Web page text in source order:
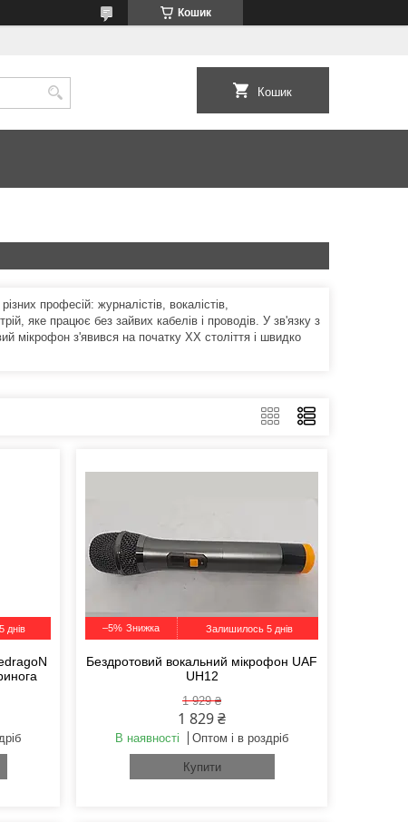
Кошик
Кошик
професій: журналістів, вокалістів,
яке працює без зайвих кабелів і проводів. У зв'язку з
мікрофон з'явився на початку XX століття і швидко
днів –5% Залишилось 5 днів
Бездротовий вокальний мікрофон UAF
UH12
1 929 ₴
1 829 ₴
В наявності Оптом і в роздріб
Купити